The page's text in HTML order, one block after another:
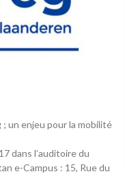
; un enjeu pour la mobilité
dans l’auditoire du
e-Campus : 15, Rue du